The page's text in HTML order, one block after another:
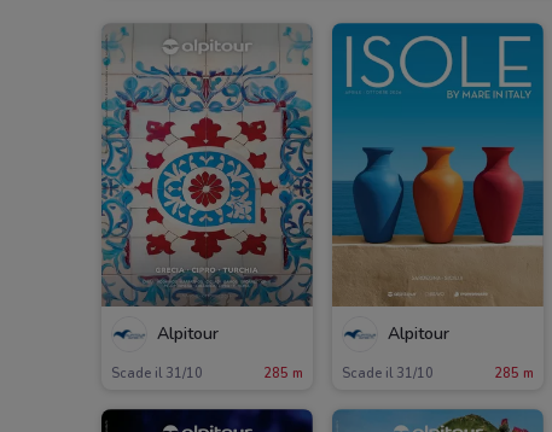
Alpitour
Scade il 31/10 285 m
Alpitour
Scade il 31/10 285 m